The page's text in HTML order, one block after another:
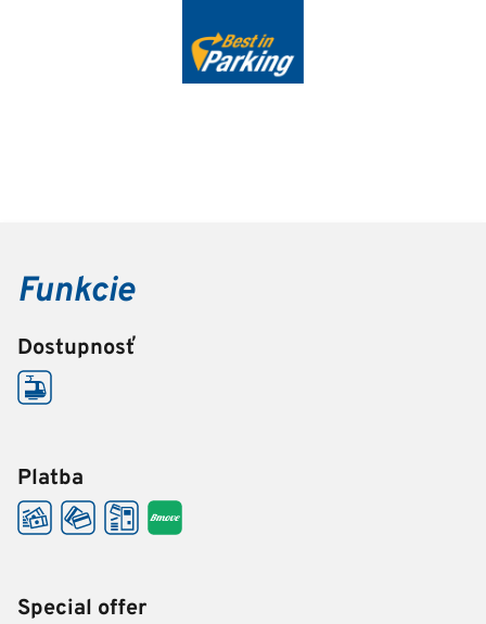
Funkcie
Dostupnosť
Platba
Special offer